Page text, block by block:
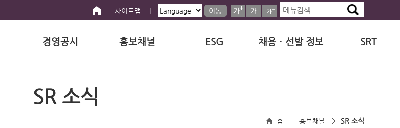
사이트맵 이동
경영공시 홍보채널 ESG 채용ㆍ선발 정보 SRT
SR 소식
홈 홍보채널 SR 소식